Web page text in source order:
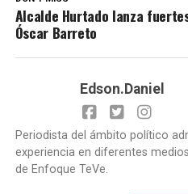
Alcalde Hurtado lanza
Óscar Barreto
Edson.Daniel
Periodista del ámbito político
experiencia en diferentes
de Enfoque TeVe.